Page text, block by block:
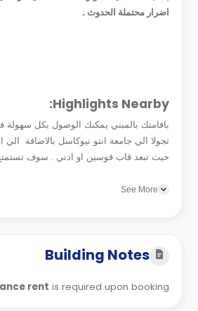
اضرار محتملة الحدوث .
Highlights Nearby:
تجولا الي جامعة انتو نيوكاسل بالاضافة الي
حيث تبعد قاب قوسين او ادني . سوف تستمتع
See More
Building Notes
rent is required upon booking.